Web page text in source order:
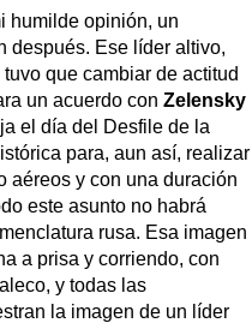
humilde opinión, un
después. Ese líder altivo,
que cambiar de actitud
un acuerdo con Zelensky
el día del Desfile de la
para, aun así, realizar
aéreos y con una duración
este asunto no habrá
rusa. Esa imagen
a prisa y corriendo, con
y todas las
la imagen de un líder